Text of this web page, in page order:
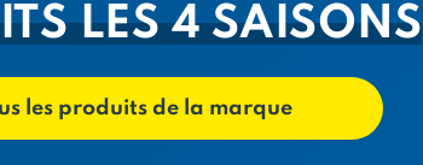
LES 4 SAISONS
les produits de la marque